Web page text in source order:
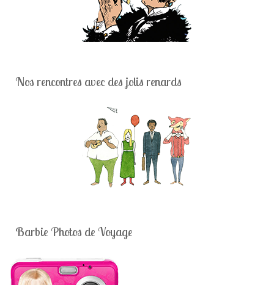
Nos rencontres avec des jolis renards
Barbie Photos de Voyage